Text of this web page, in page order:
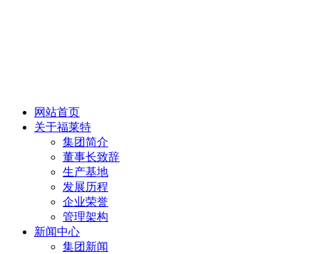
网站首页
关于福莱特
集团简介
董事长致辞
生产基地
发展历程
企业荣誉
管理架构
新闻中心
集团新闻